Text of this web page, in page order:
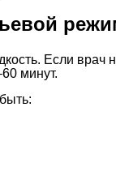
Если врач
минут.